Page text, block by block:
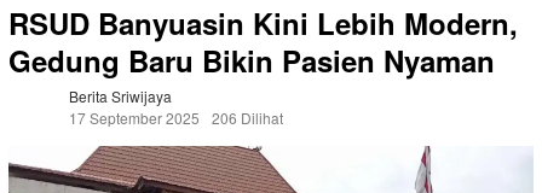
RSUD Banyuasin Kini Lebih Modern,
Gedung Baru Bikin Pasien Nyaman
Berita Sriwijaya
17 September 2025
206 Dilihat